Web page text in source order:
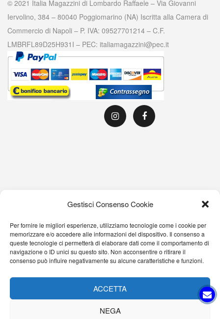
Gestisci Consenso Cookie
Per fornire le migliori esperienze, utilizziamo tecnologie come i cookie per
memorizzare e/o accedere alle informazioni del dispositivo. Il consenso a
queste tecnologie ci permetterà di elaborare dati come il comportamento di
navigazione o ID unici su questo sito. Non acconsentire o ritirare il
consenso può influire negativamente su alcune caratteristiche e funzioni.
ACCETTA
NEGA
© 2021 Italia Magazzini di Lombardo Raffaele – Via Giovanni
Iervolino, 384 – 80040 Poggiomarino (NA) Iscritta alla Camera di
Commercio di Napoli – P. IVA: 09527701214 – C.F.
LMBRFL89D25H931I – PEC: italiamagazzini@pec.it